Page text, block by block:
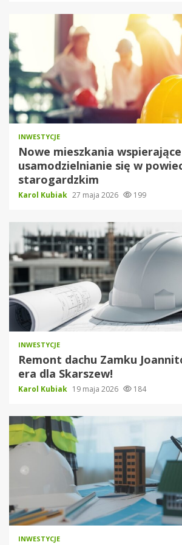
INWESTYCJE
Nowe mieszkania wspierające
usamodzielnianie się w
starogardzkim
Karol Kubiak 27 maja 2026 199
INWESTYCJE
Remont dachu Zamku
era dla Skarszew!
Karol Kubiak 19 maja 2026 184
INWESTYCJE